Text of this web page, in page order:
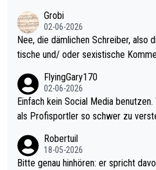
ohl wenig WDF Turniere spielen.
es Jahr der Fall. Er musste als
den Qualifier und ich glaube kaum,
el hat.
Grobi
02-06-2026
Nee, die dämlichen Schreiber, also
tische und/ oder sexistische
s Leben in den Griff kriegen. Nur
r war doch neulich erst derjenige,
rovoziert hat. Und Littlers Mutter
FlyingGary170
02-06-2026
Einfach kein Social Media
als Profisportler so schwer zu
Robertuil
18-05-2026
Bitte genau hinhören: er spricht